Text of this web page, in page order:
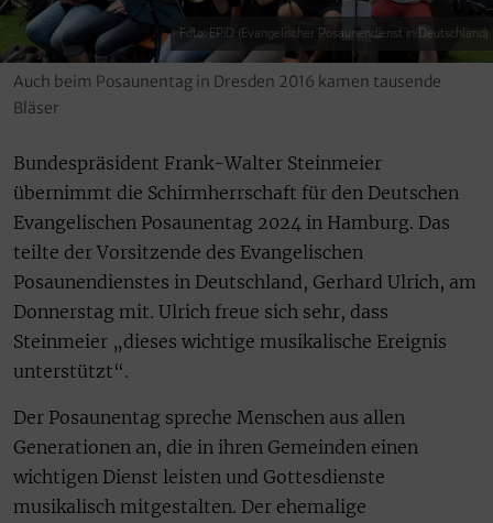
Foto: EPiD (Evangelischer Posaunendienst in Deutschland)
Auch beim Posaunentag in Dresden 2016 kamen tausende
Bläser
Bundespräsident Frank-Walter Steinmeier
übernimmt die Schirmherrschaft für den Deutschen
Evangelischen Posaunentag 2024 in Hamburg. Das
teilte der Vorsitzende des Evangelischen
Posaunendienstes in Deutschland, Gerhard Ulrich, am
Donnerstag mit. Ulrich freue sich sehr, dass
Steinmeier „dieses wichtige musikalische Ereignis
unterstützt“.
Der Posaunentag spreche Menschen aus allen
Generationen an, die in ihren Gemeinden einen
wichtigen Dienst leisten und Gottesdienste
musikalisch mitgestalten. Der ehemalige